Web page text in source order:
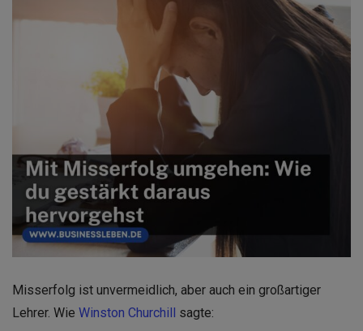
Misserfolg ist unvermeidlich, aber auch ein großartiger
Lehrer. Wie Winston Churchill sagte: